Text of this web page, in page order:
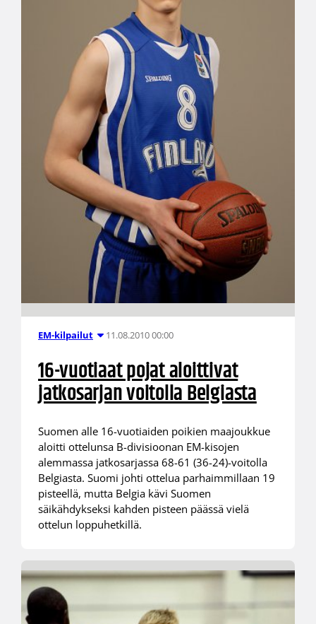
EM-kilpailut 11.08.2010 00:00
16-vuotiaat pojat aloittivat
jatkosarjan voitolla Belgiasta
Suomen alle 16-vuotiaiden poikien maajoukkue
aloitti ottelunsa B-divisioonan EM-kisojen
alemmassa jatkosarjassa 68-61 (36-24)-voitolla
Belgiasta. Suomi johti ottelua parhaimmillaan 19
pisteellä, mutta Belgia kävi Suomen
säikähdykseksi kahden pisteen päässä vielä
ottelun loppuhetkillä.